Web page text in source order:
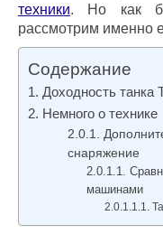
техники. Но как
рассмотрим именно
Содержание
Доходность танка
Немного о технике
снаряжение
машинами